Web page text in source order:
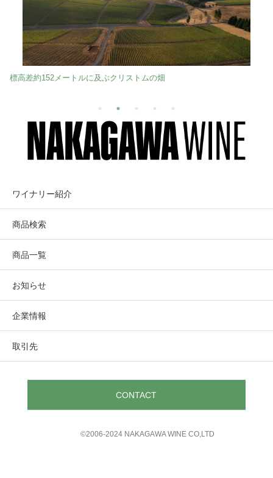
標高差約152メートルに及ぶクリストムの畑
ワイナリー紹介
商品検索
商品一覧
お知らせ
企業情報
取引先
CONTACT
©︎2006-2024 NAKAGAWA WINE CO,LTD